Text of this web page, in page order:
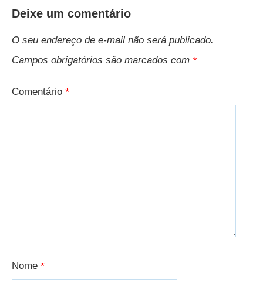
Deixe um comentário
O seu endereço de e-mail não será publicado.
Campos obrigatórios são marcados com *
Comentário *
Nome *